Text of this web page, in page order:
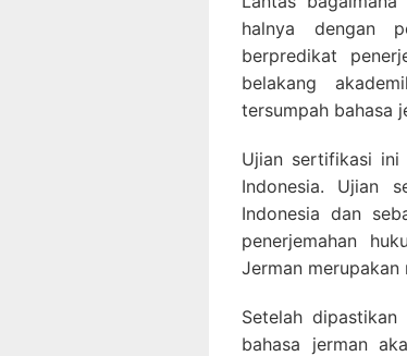
halnya dengan
berpredikat
belakang
tersumpah bahasa
Ujian sertifikasi ini
Indonesia. Ujian
Indonesia dan
penerjemahan
Jerman merupakan
Setelah
bahasa jerman